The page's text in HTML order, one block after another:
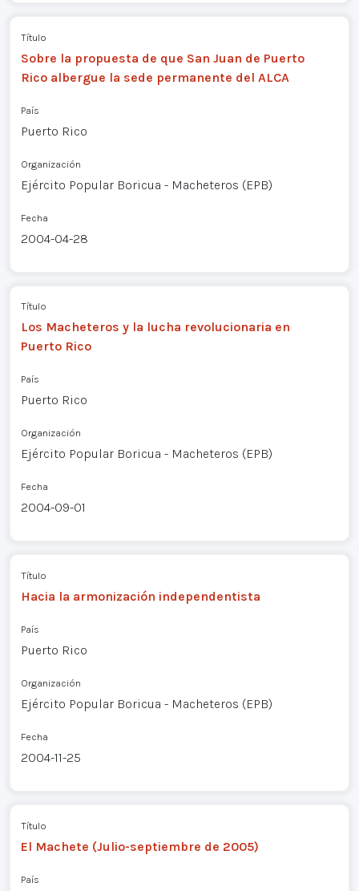
Título
Sobre la propuesta de que San Juan de Puerto
Rico albergue la sede permanente del ALCA
País
Puerto Rico
Organización
Ejército Popular Boricua - Macheteros (EPB)
Fecha
2004-04-28
Título
Los Macheteros y la lucha revolucionaria en
Puerto Rico
País
Puerto Rico
Organización
Ejército Popular Boricua - Macheteros (EPB)
Fecha
2004-09-01
Título
Hacia la armonización independentista
País
Puerto Rico
Organización
Ejército Popular Boricua - Macheteros (EPB)
Fecha
2004-11-25
Título
El Machete (Julio-septiembre de 2005)
País